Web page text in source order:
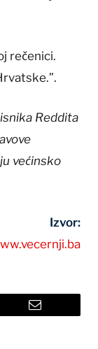
rečenici.
Reddita
većinsko
Izvor:
Email